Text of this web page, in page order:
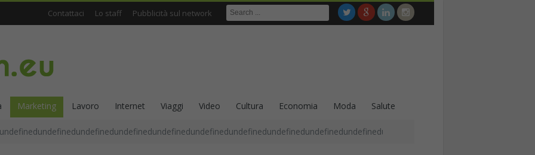
Contattaci Lo staff Pubblicità sul network
Marketing Lavoro Internet Viaggi Video Cultura Economia Moda Salute